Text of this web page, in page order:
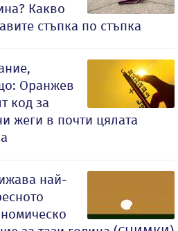
Какво
стъпка по стъпка
Оранжев
код за
жеги в почти цялата
най-